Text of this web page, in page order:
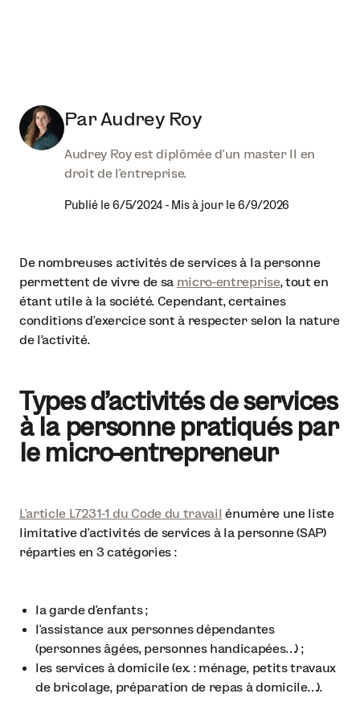
ParAudrey Roy
Audrey Roy est diplômée d'un master II en
droit de l'entreprise.
Publié le 6/5/2024- Mis à jour le 6/9/2026
De nombreuses activités de services à la personne
permettent de vivre de sa micro-entreprise, tout en
étant utile à la société. Cependant, certaines
conditions d’exercice sont à respecter selon la nature
de l’activité.
Types d'activités de services
à la personne pratiqués par
le micro-entrepreneur
L’article L7231-1 du Code du travail énumère une liste
limitative d’activités de services à la personne (SAP)
réparties en 3 catégories :
la garde d’enfants ;
l’assistance aux personnes dépendantes
(personnes âgées, personnes handicapées…) ;
les services à domicile (ex. : ménage, petits travaux
de bricolage, préparation de repas à domicile…).